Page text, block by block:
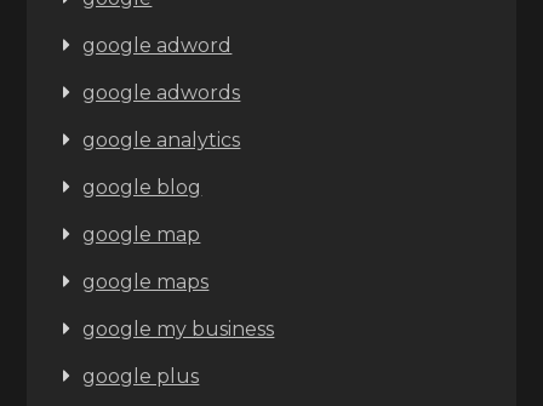
google adword
google adwords
google analytics
google blog
google map
google maps
google my business
google plus